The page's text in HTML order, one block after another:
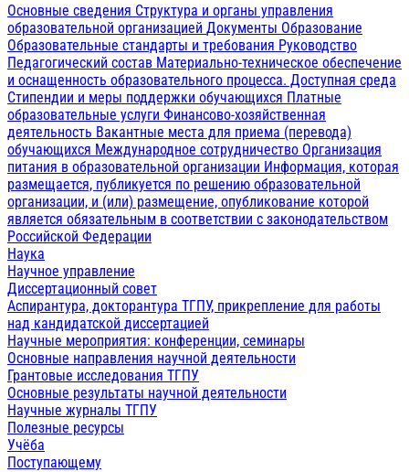
Основные сведения Структура и органы управления
образовательной организацией Документы Образование
Образовательные стандарты и требования Руководство
Педагогический состав Материально-техническое обеспечение
и оснащенность образовательного процесса. Доступная среда
Стипендии и меры поддержки обучающихся Платные
образовательные услуги Финансово-хозяйственная
деятельность Вакантные места для приема (перевода)
обучающихся Международное сотрудничество Организация
питания в образовательной организации Информация, которая
размещается, публикуется по решению образовательной
организации, и (или) размещение, опубликование которой
является обязательным в соответствии с законодательством
Российской Федерации
Наука
Научное управление
Диссертационный совет
Аспирантура, докторантура ТГПУ, прикрепление для работы
над кандидатской диссертацией
Научные мероприятия: конференции, семинары
Основные направления научной деятельности
Грантовые исследования ТГПУ
Основные результаты научной деятельности
Научные журналы ТГПУ
Полезные ресурсы
Учёба
Поступающему